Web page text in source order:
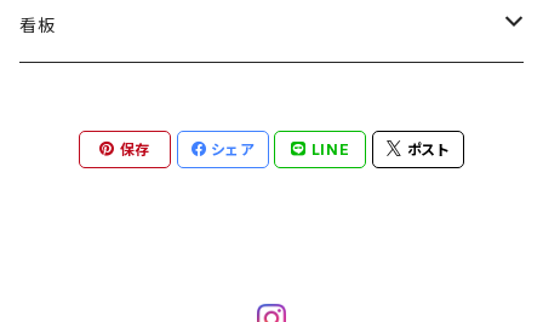
テーブル
お香立て
テープカッター
看板
WELCOME
保存 シェア LINE ポスト